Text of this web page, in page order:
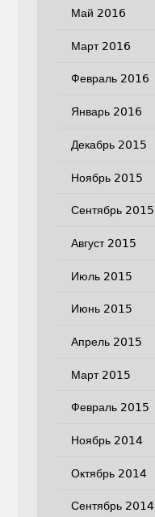
Май 2016
Март 2016
Февраль 2016
Январь 2016
Декабрь 2015
Ноябрь 2015
Сентябрь 2015
Август 2015
Июль 2015
Июнь 2015
Апрель 2015
Март 2015
Февраль 2015
Ноябрь 2014
Октябрь 2014
Сентябрь 2014